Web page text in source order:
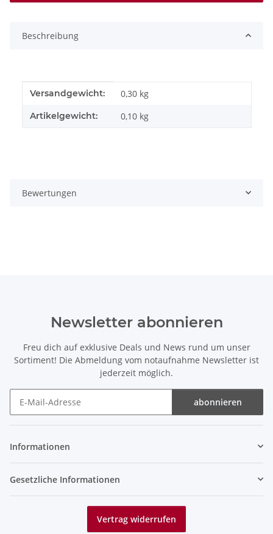
Beschreibung
Produkteigenschaft
Wert
Versandgewicht: 0,30 kg
Artikelgewicht: 0,10 kg
Bewertungen
Newsletter abonnieren
Freu dich auf exklusive Deals und News rund um unser
Sortiment! Die Abmeldung vom notaufnahme Newsletter ist
jederzeit möglich.
abonnieren
Informationen
Gesetzliche Informationen
Vertrag widerrufen